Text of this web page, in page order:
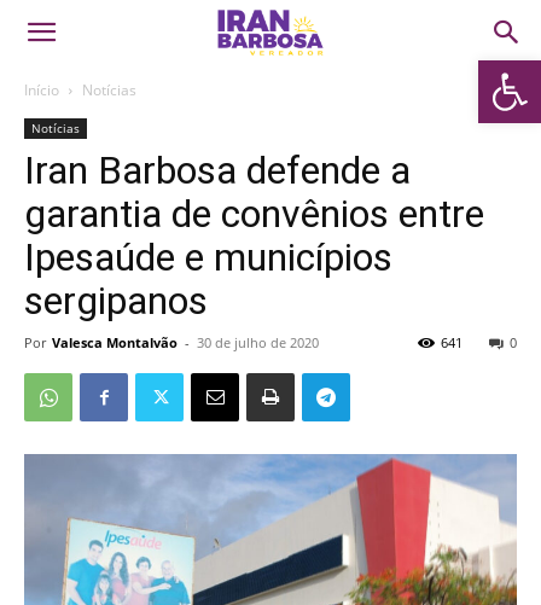
Abrir
Início Notícias
Notícias
Iran Barbosa defende a
garantia de convênios entre
Ipesaúde e municípios
sergipanos
Por Valesca Montalvão - 30 de julho de 2020 0
641